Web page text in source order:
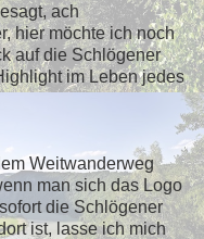
ach
hier möchte ich noch
auf die Schlögener
im Leben jedes
Weitwanderweg
man sich das Logo
die Schlögener
ist, lasse ich mich